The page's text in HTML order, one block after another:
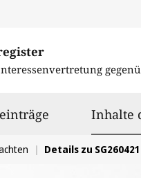
Inhalte
Details zu